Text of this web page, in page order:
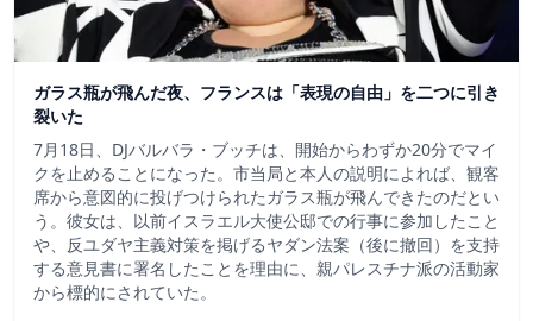
ガラス瓶が飛んだ夜、フランスは「表現の自由」を二つに引き
裂いた
7月18日、DJバルバラ・ブッチは、開始からわずか20分でマイ
クを止めることになった。市当局と本人の説明によれば、観客
席から意図的に投げつけられたガラス瓶が飛んできたのだとい
う。彼女は、以前イスラエル大使公邸での行事に参加したこと
や、反ユダヤ主義対策を掲げるヤダン法案（後に撤回）を支持
する意見書に署名したことを理由に、親パレスチナ派の活動家
から標的にされていた。